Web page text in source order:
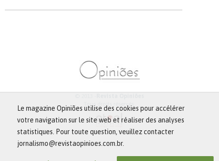
Le magazine Opiniões utilise des cookies pour accélérer
votre navigation sur le site web et réaliser des analyses
statistiques. Pour toute question, veuillez contacter
jornalismo@revistaopinioes.com.br.